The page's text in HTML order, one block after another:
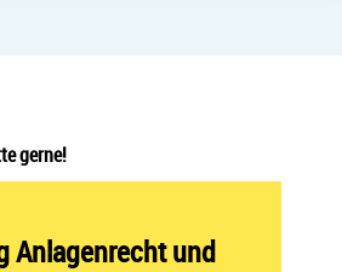
gerne!
öffnen:
Anlagenrecht und